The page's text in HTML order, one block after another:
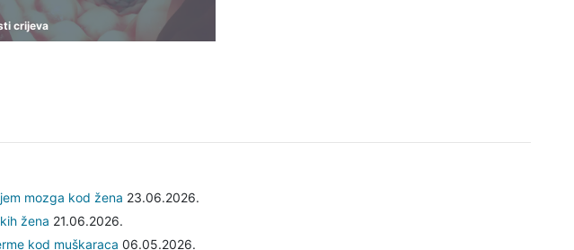
crijeva
mozga kod žena 23.06.2026.
žena 21.06.2026.
kod muškaraca 06.05.2026.